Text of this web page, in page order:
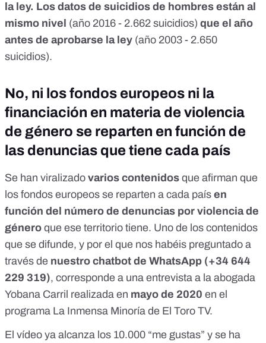
la ley. Los datos de suicidios de hombres están al
mismo nivel (año 2016 - 2.662 suicidios) que el año
antes de aprobarse la ley (año 2003 - 2.650
suicidios).
No, ni los fondos europeos ni la
financiación en materia de violencia
de género se reparten en función de
las denuncias que tiene cada país
Se han viralizado varios contenidos que afirman que
los fondos europeos se reparten a cada país en
función del número de denuncias por violencia de
género que ese territorio tiene. Uno de los contenidos
que se difunde, y por el que nos habéis preguntado a
través de nuestro chatbot de WhatsApp (+34 644
229 319), corresponde a una entrevista a la abogada
Yobana Carril realizada en mayo de 2020 en el
programa La Inmensa Minoría de El Toro TV.
El vídeo ya alcanza los 10.000 “me gustas” y se ha